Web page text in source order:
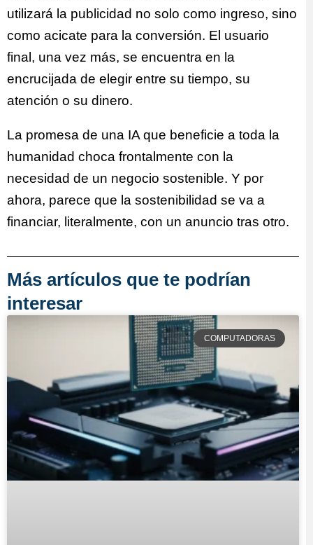
utilizará la publicidad no solo como ingreso, sino
como acicate para la conversión. El usuario
final, una vez más, se encuentra en la
encrucijada de elegir entre su tiempo, su
atención o su dinero.
La promesa de una IA que beneficie a toda la
humanidad choca frontalmente con la
necesidad de un negocio sostenible. Y por
ahora, parece que la sostenibilidad se va a
financiar, literalmente, con un anuncio tras otro.
Más artículos que te podrían
interesar
COMPUTADORAS